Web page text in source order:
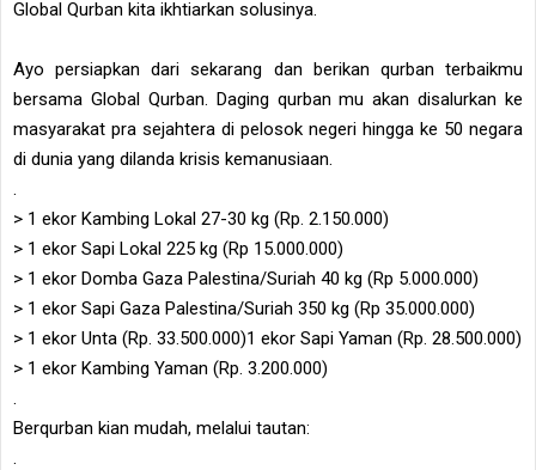
Global Qurban kita ikhtiarkan solusinya.
Ayo persiapkan dari sekarang dan berikan qurban terbaikmu
bersama Global Qurban. Daging qurban mu akan disalurkan ke
masyarakat pra sejahtera di pelosok negeri hingga ke 50 negara
di dunia yang dilanda krisis kemanusiaan.
.
> 1 ekor Kambing Lokal 27-30 kg (Rp. 2.150.000)
> 1 ekor Sapi Lokal 225 kg (Rp 15.000.000)
> 1 ekor Domba Gaza Palestina/Suriah 40 kg (Rp 5.000.000)
> 1 ekor Sapi Gaza Palestina/Suriah 350 kg (Rp 35.000.000)
> 1 ekor Unta (Rp. 33.500.000)1 ekor Sapi Yaman (Rp. 28.500.000)
> 1 ekor Kambing Yaman (Rp. 3.200.000)
.
Berqurban kian mudah, melalui tautan:
.ㅤ